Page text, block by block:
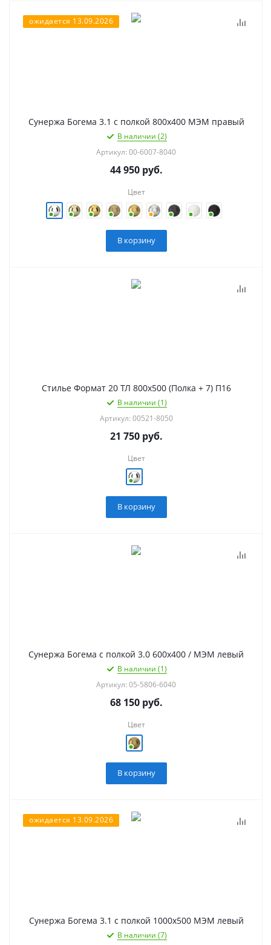
ожидается 13.09.2026
Сунержа Богема 3.1 с полкой 800х400 МЭМ правый
В наличии (2)
Артикул: 00-6007-8040
44 950руб.
Цвет
В корзину
Стилье Формат 20 ТЛ 800х500 (Полка + 7) П16
В наличии (1)
Артикул: 00521-8050
21 750руб.
Цвет
В корзину
Сунержа Богема с полкой 3.0 600х400 / МЭМ левый
В наличии (1)
Артикул: 05-5806-6040
68 150руб.
Цвет
В корзину
ожидается 13.09.2026
Сунержа Богема 3.1 с полкой 1000х500 МЭМ левый
В наличии (7)